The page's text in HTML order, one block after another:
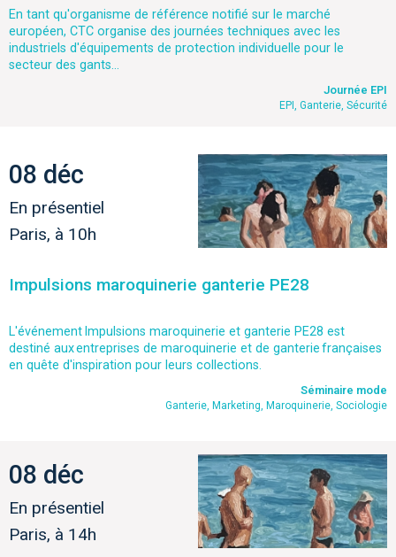
En tant qu'organisme de référence notifié sur le marché
européen, CTC organise des journées techniques avec les
industriels d'équipements de protection individuelle pour le
secteur des gants...
Journée EPI
EPI, Ganterie, Sécurité
08 déc
En présentiel
Paris, à 10h
Impulsions maroquinerie ganterie PE28
L'événement Impulsions maroquinerie et ganterie PE28 est
destiné aux entreprises de maroquinerie et de ganterie françaises
en quête d'inspiration pour leurs collections.
Séminaire mode
Ganterie, Marketing, Maroquinerie, Sociologie
08 déc
En présentiel
Paris, à 14h